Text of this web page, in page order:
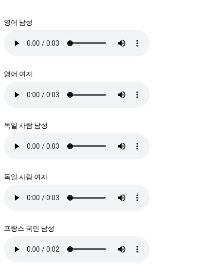
영어 남성
영어 여자
독일 사람 남성
독일 사람 여자
프랑스 국민 남성